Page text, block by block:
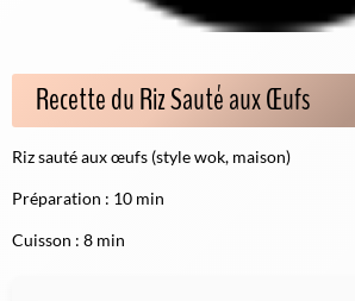
Recette du Riz Sauté aux Œufs
Riz sauté aux œufs (style wok, maison)
Préparation : 10 min
Cuisson : 8 min